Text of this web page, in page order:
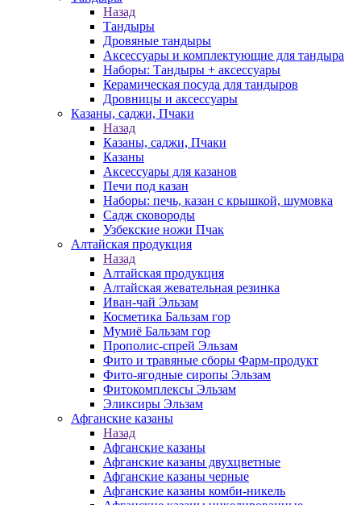
Назад
Тандыры
Дровяные тандыры
Аксессуары и комплектующие для тандыра
Наборы: Тандыры + аксессуары
Керамическая посуда для тандыров
Дровницы и аксессуары
Казаны, саджи, Пчаки
Назад
Казаны, саджи, Пчаки
Казаны
Аксессуары для казанов
Печи под казан
Наборы: печь, казан с крышкой, шумовка
Садж сковороды
Узбекские ножи Пчак
Алтайская продукция
Назад
Алтайская продукция
Алтайская жевательная резинка
Иван-чай Эльзам
Косметика Бальзам гор
Мумиё Бальзам гор
Прополис-спрей Эльзам
Фито и травяные сборы Фарм-продукт
Фито-ягодные сиропы Эльзам
Фитокомплексы Эльзам
Эликсиры Эльзам
Афганские казаны
Назад
Афганские казаны
Афганские казаны двухцветные
Афганские казаны черные
Афганские казаны комби-никель